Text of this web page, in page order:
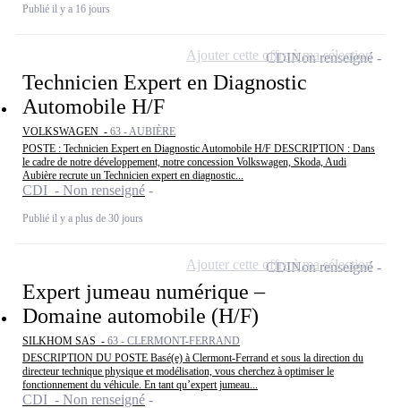
Publié il y a 16 jours
Technicien Expert en Diagnostic
Automobile H/F
VOLKSWAGEN - 63 - AUBIÈRE
POSTE : Technicien Expert en Diagnostic Automobile H/F DESCRIPTION : Dans
le cadre de notre développement, notre concession Volkswagen, Skoda, Audi
Aubière recrute un Technicien expert en diagnostic...
CDI - Non renseigné
Publié il y a plus de 30 jours
CDINon renseigné
Ajouter cette offre à ma sélection
Expert jumeau numérique –
Domaine automobile (H/F)
SILKHOM SAS - 63 - CLERMONT-FERRAND
DESCRIPTION DU POSTE Basé(e) à Clermont-Ferrand et sous la direction du
directeur technique physique et modélisation, vous cherchez à optimiser le
fonctionnement du véhicule. En tant qu’expert jumeau...
CDI - Non renseigné
CDINon renseigné
Ajouter cette offre à ma sélection